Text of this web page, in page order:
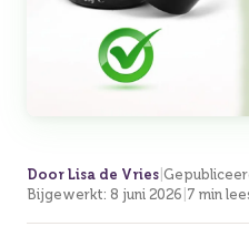
Door Lisa de Vries
Bijgewerkt: 8 juni 2026 7 min